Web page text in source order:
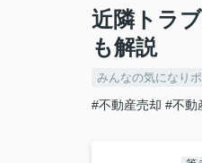
近隣トラ
も解説
みんなの気になり
#不動産売却 #不動